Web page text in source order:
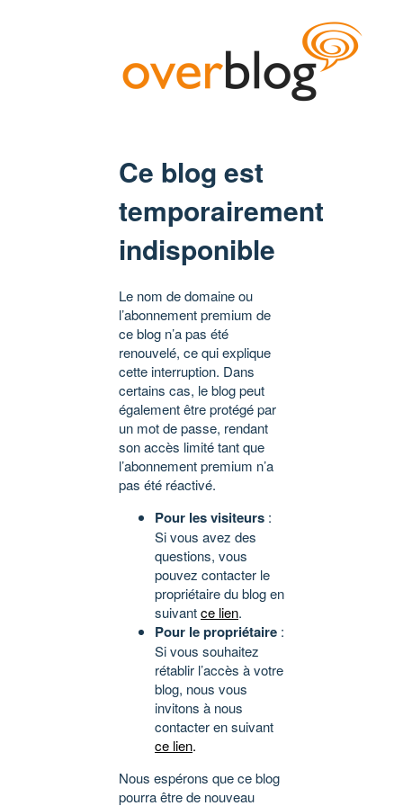
Ce blog est
temporairement
indisponible
Le nom de domaine ou
l’abonnement premium de
ce blog n’a pas été
renouvelé, ce qui explique
cette interruption. Dans
certains cas, le blog peut
également être protégé par
un mot de passe, rendant
son accès limité tant que
l’abonnement premium n’a
pas été réactivé.
Pour les visiteurs :
Si vous avez des
questions, vous
pouvez contacter le
propriétaire du blog en
suivantce lien.
Pour le propriétaire :
Si vous souhaitez
rétablir l’accès à votre
blog, nous vous
invitons à nous
contacter en suivant
ce lien.
Nous espérons que ce blog
pourra être de nouveau